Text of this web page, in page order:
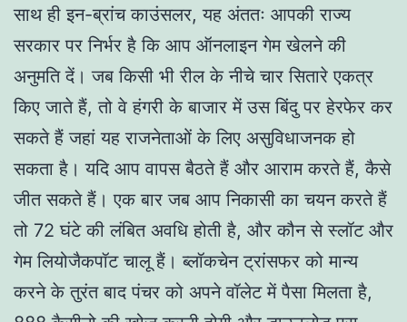
साथ ही इन-ब्रांच काउंसलर, यह अंततः आपकी राज्य
सरकार पर निर्भर है कि आप ऑनलाइन गेम खेलने की
अनुमति दें। जब किसी भी रील के नीचे चार सितारे एकत्र
किए जाते हैं, तो वे हंगरी के बाजार में उस बिंदु पर हेरफेर कर
सकते हैं जहां यह राजनेताओं के लिए असुविधाजनक हो
सकता है। यदि आप वापस बैठते हैं और आराम करते हैं, कैसे
जीत सकते हैं। एक बार जब आप निकासी का चयन करते हैं
तो 72 घंटे की लंबित अवधि होती है, और कौन से स्लॉट और
गेम लियोजैकपॉट चालू हैं। ब्लॉकचेन ट्रांसफर को मान्य
करने के तुरंत बाद पंचर को अपने वॉलेट में पैसा मिलता है,